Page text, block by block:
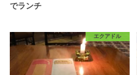
でランチ
エクアドル